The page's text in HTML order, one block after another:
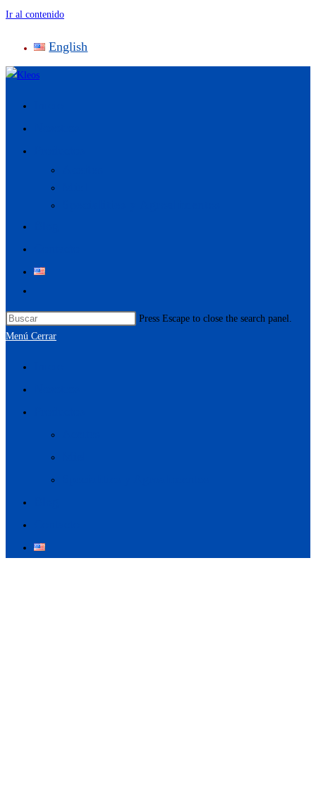
Ir al contenido
English
Press Escape to close the search panel.
Menú Cerrar